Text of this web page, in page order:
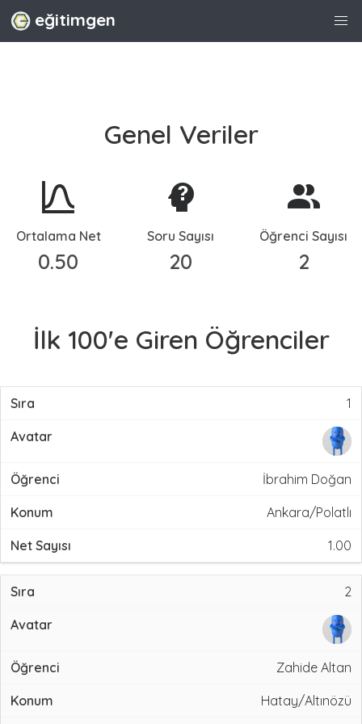
eğitimgen
Genel Veriler
Ortalama Net
0.50
Soru Sayısı
20
Öğrenci Sayısı
2
İlk 100'e Giren Öğrenciler
1
İbrahim Doğan
Ankara/Polatlı
1.00
2
Zahide Altan
Hatay/Altınözü